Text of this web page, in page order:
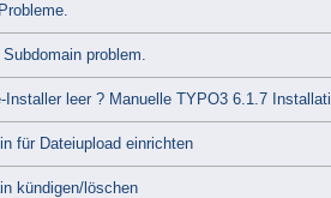
problem.
Installer leer ? Manuelle TYPO3 6.1.7
für Dateiupload einrichten
kündigen/löschen